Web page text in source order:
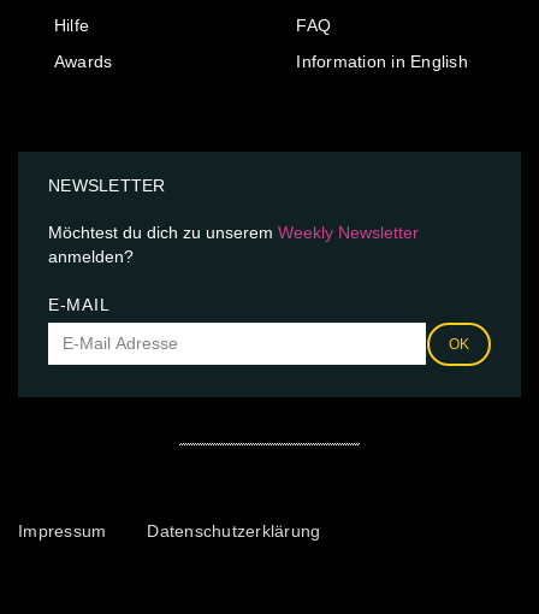
Hilfe
Awards
FAQ
Information in English
NEWSLETTER
Möchtest du dich zu unserem Weekly Newsletter
anmelden?
E-MAIL
OK
Impressum Datenschutzerklärung